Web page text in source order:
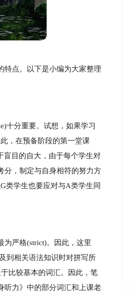
特点。以下是小编为大家整理
十分重要。试想，如果学习
，在预备阶段的第一堂课
盲目的自大，由于每个学生对
分，制定与自身相符的努力方
类学生也要应对与A类学生同
严格(strict)。因此，这里
到相关语法知识时对拼写所
比较基本的词汇。因此，笔
听力》中的部分词汇和上课老